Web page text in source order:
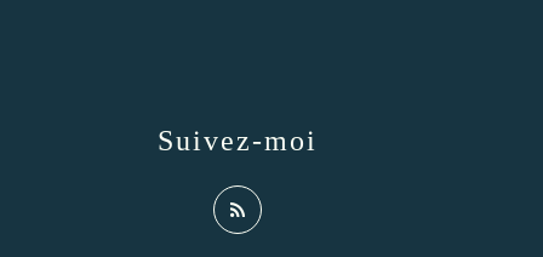
Suivez-moi